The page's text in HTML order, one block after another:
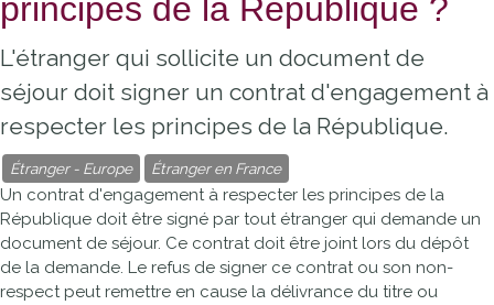
principes de la République ?
L'étranger qui sollicite un document de
séjour doit signer un contrat d'engagement à
respecter les principes de la République.
Étranger - Europe Étranger en France
Un contrat d'engagement à respecter les principes de la
République doit être signé par tout étranger qui demande un
document de séjour. Ce contrat doit être joint lors du dépôt
de la demande. Le refus de signer ce contrat ou son non-
respect peut remettre en cause la délivrance du titre ou